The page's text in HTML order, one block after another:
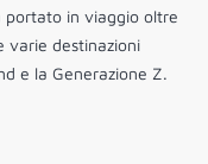
portato in viaggio oltre
varie destinazioni
e la Generazione Z.